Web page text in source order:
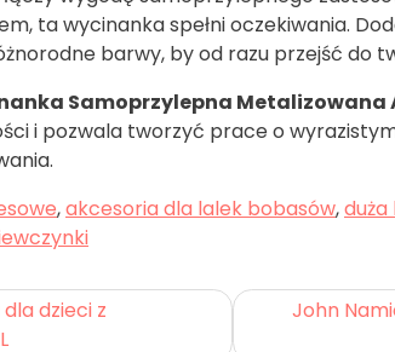
ta wycinanka spełni oczekiwania.
barwy, by od razu przejść do
Samoprzylepna Metalizowana
i pozwala tworzyć prace o
,akcesoria dla lalek bobasów,duża
dzieci z
John